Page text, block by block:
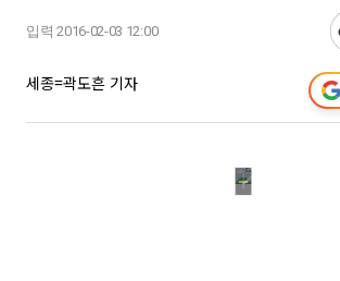
입력 2016-02-03 12:00
세종=곽도흔 기자